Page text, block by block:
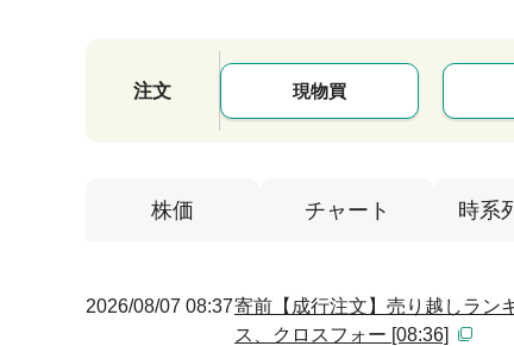
注文 現物買
株価 チャート 時系
2026/08/07 08:37寄前【成行注文】売り越しラ
ス、クロスフォー [08:36]